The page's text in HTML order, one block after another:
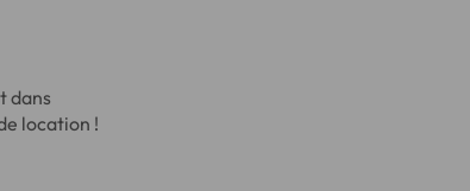
dans
location !